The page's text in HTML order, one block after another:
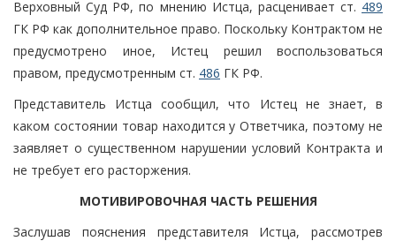
Верховный Суд РФ, по мнению Истца, расценивает ст. 489
ГК РФ как дополнительное право. Поскольку Контрактом не
предусмотрено иное, Истец решил воспользоваться
правом, предусмотренным ст. 486 ГК РФ.
Представитель Истца сообщил, что Истец не знает, в
каком состоянии товар находится у Ответчика, поэтому не
заявляет о существенном нарушении условий Контракта и
не требует его расторжения.
МОТИВИРОВОЧНАЯ ЧАСТЬ РЕШЕНИЯ
Заслушав пояснения представителя Истца, рассмотрев